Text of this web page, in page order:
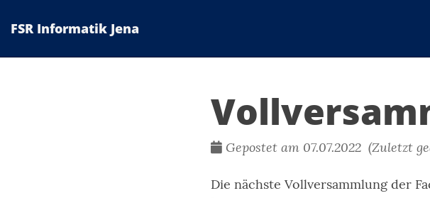
FSR Informatik Jena
Gepostet am 07.07.2022 (Zuletzt
Die nächste Vollversammlung der